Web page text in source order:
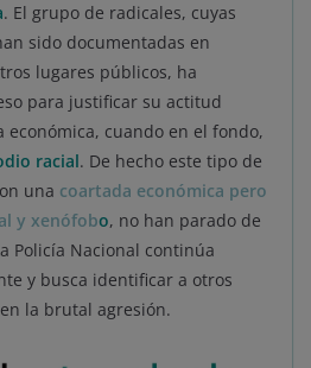
. El grupo de radicales, cuyas
sido documentadas en
lugares públicos, ha
para justificar su actitud
económica, cuando en el fondo,
racial. De hecho este tipo de
una coartada económica pero
y xenófobo, no han parado de
Policía Nacional continúa
y busca identificar a otros
la brutal agresión.